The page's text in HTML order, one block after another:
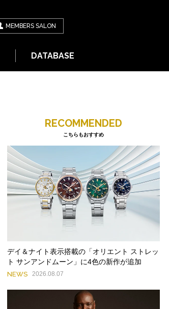
MEMBERS SALON
DATABASE
RECOMMENDED
こちらもおすすめ
デイ＆ナイト表示搭載の「オリエント ストレッ
ト サンアンドムーン」に4色の新作が追加
NEWS 2026.08.07